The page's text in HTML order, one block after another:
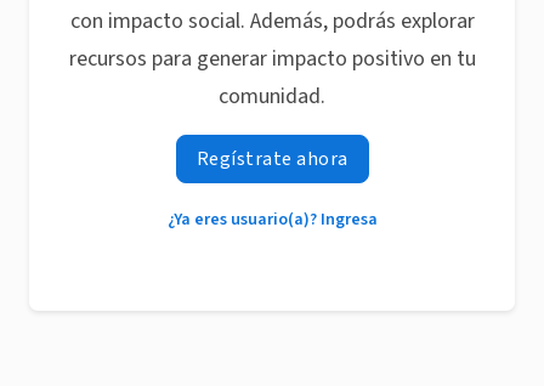
con impacto social. Además, podrás explorar
recursos para generar impacto positivo en tu
comunidad.
Regístrate ahora
¿Ya eres usuario(a)? Ingresa